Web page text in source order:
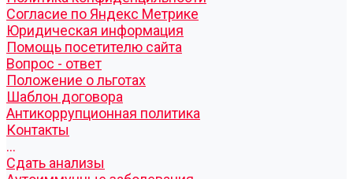
Согласие по Яндекс Метрике
Юридическая информация
Помощь посетителю сайта
Вопрос - ответ
Положение о льготах
Шаблон договора
Антикоррупционная политика
Контакты
...
Cдать анализы